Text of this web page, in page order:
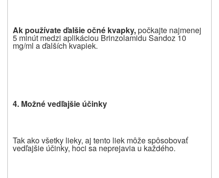
Ak používateďalšie očné kvapky,počkajte najmenej
5 minút medzi aplikáciou Brinzolamidu Sandoz 10
mg/ml a ďalších kvapiek.
4. Možné vedľajšie účinky
Tak ako všetky lieky, aj tento liek môže spôsobovať
vedľajšie účinky, hoci sa neprejavia u každého.